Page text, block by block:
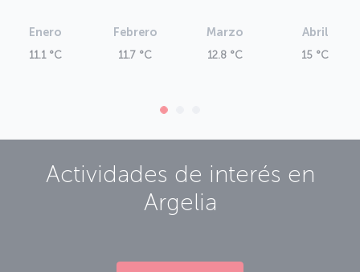
Enero
11.1 °C
Febrero
11.7 °C
Marzo
12.8 °C
Abril
15 °C
Actividades de interés en
Argelia